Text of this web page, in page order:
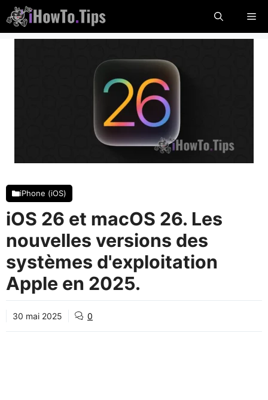
Passer
au
contenu
iPhone (iOS)
iOS 26 et macOS 26. Les
nouvelles versions des
systèmes d'exploitation
Apple en 2025.
30 mai 2025 0